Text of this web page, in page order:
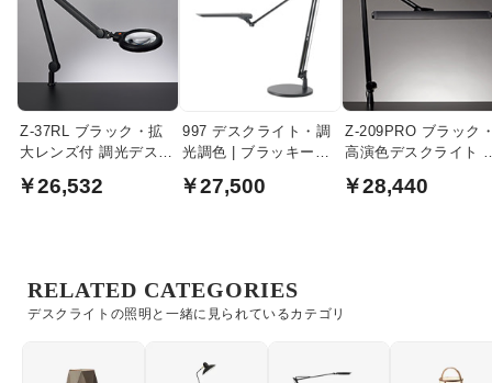
Z-37RL ブラック・拡
大レンズ付 調光デスク
￥26,532
997 デスクライト・調
光調色 | ブラッキーグ
￥27,500
Z-209PRO ブラック
高演色デスクライト
￥28,440
デスクライトの照明と一緒に見られているカテゴリ
RELATED CATEGORIES